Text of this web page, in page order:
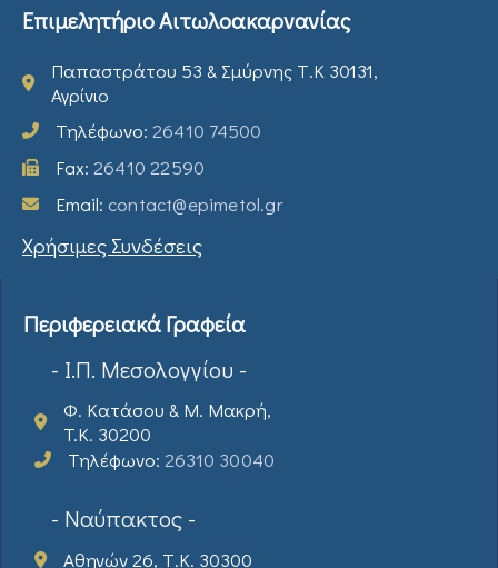
Επιμελητήριο Αιτωλοακαρνανίας
Παπαστράτου 53 & Σμύρνης Τ.Κ 30131,
Αγρίνιο
Τηλέφωνο: 26410 74500
Fax: 26410 22590
Email: contact@epimetol.gr
Χρήσιμες Συνδέσεις
Περιφερειακά Γραφεία
- Ι.Π. Μεσολογγίου -
Φ. Κατάσου & Μ. Μακρή,
T.K. 30200
Τηλέφωνο: 26310 30040
- Ναύπακτος -
Αθηνών 26, Τ.Κ. 30300